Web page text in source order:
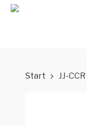
Skip
Start JJ-CCR